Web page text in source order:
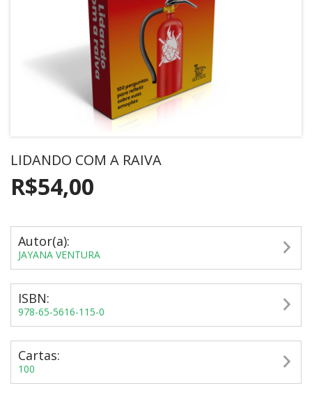
LIDANDO COM A RAIVA
R$54,00
Autor(a):
JAYANA VENTURA
ISBN:
978-65-5616-115-0
Cartas:
100